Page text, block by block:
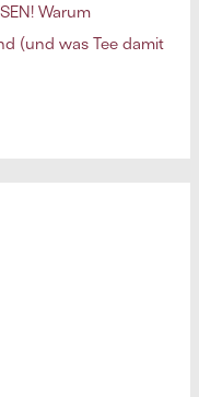
Warum
(und was Tee damit